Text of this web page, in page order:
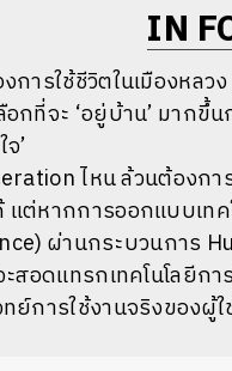
IN
การใช้ชีวิตในเมืองหล
ที่จะ ‘อยู่บ้าน’ มากขึ้น
’
ไหน ล้วนต้อง
ต่หากการออกแบบเท
ผ่านกระบวนการ
อดแทรกเทคโนโลยีก
ย์การใช้งานจริงของผู้ใ